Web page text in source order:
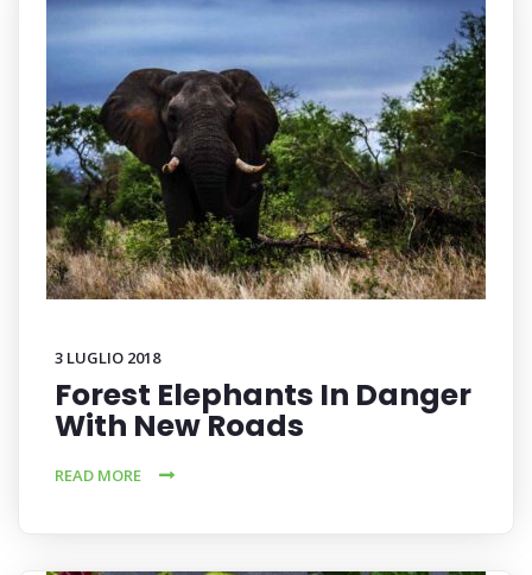
3 LUGLIO 2018
Forest Elephants In Danger
With New Roads
READ MORE